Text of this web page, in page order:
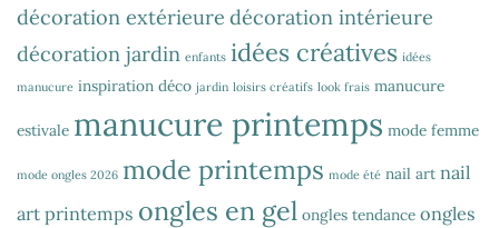
décoration extérieure décoration intérieure
décoration jardin enfants idées créatives idées
manucure inspiration déco jardin loisirs créatifs look frais manucure
estivale manucure printemps mode femme
mode ongles 2026 mode printemps mode été nail art nail
art printemps ongles en gel ongles tendance ongles